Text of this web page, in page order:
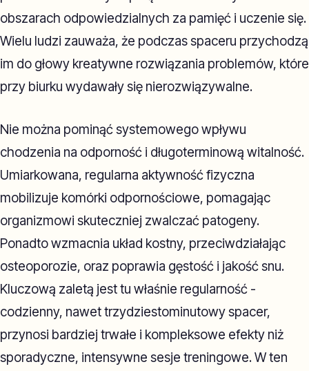
obszarach odpowiedzialnych za pamięć i uczenie się.
Wielu ludzi zauważa, że podczas spaceru przychodzą
im do głowy kreatywne rozwiązania problemów, które
przy biurku wydawały się nierozwiązywalne.
Nie można pominąć systemowego wpływu
chodzenia na odporność i długoterminową witalność.
Umiarkowana, regularna aktywność fizyczna
mobilizuje komórki odpornościowe, pomagając
organizmowi skuteczniej zwalczać patogeny.
Ponadto wzmacnia układ kostny, przeciwdziałając
osteoporozie, oraz poprawia gęstość i jakość snu.
Kluczową zaletą jest tu właśnie regularność -
codzienny, nawet trzydziestominutowy spacer,
przynosi bardziej trwałe i kompleksowe efekty niż
sporadyczne, intensywne sesje treningowe. W ten